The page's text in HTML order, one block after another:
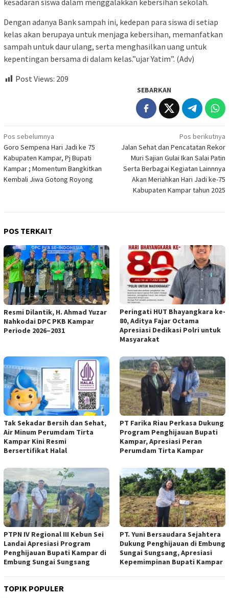
Dengan adanya Bank sampah ini, kedepan para siswa di setiap
kelas akan berupaya untuk menjaga kebersihan, memanfatkan
sampah untuk daur ulang, serta menghasilkan uang untuk
kepentingan bersama di dalam kelas.”ujar Yatim”. (Adv)
Post Views: 209
SEBARKAN
Navigasi
pos
Pos sebelumnya
Goro Sempena Hari Jadi ke 75
Kabupaten Kampar, Pj Bupati
Kampar ; Momentum Bangkitkan
Kembali Jiwa Gotong Royong
Pos berikutnya
Jalan Sehat dan Pencatatan Rekor
Muri Sajian Gulai Ikan Salai Patin
Serta Berbagai Kegiatan Lainnnya
Akan Meriahkan Hari Jadi ke-75
Kabupaten Kampar tahun 2025
POS TERKAIT
Resmi Dilantik, H. Ahmad Yuzar
Nahkodai DPC PKB Kampar
Periode 2026–2031
Peringati HUT Bhayangkara ke-
80, Aditya Fajar Octama
Apresiasi Dedikasi Polri untuk
Masyarakat
Tak Sekadar Bersih dan Sehat,
Air Minum Perumdam Tirta
Kampar Kini Resmi
Bersertifikat Halal
PT Farika Riau Perkasa Dukung
Program Penghijauan Bupati
Kampar, Apresiasi Peran
Perumdam Tirta Kampar
PTPN IV Regional III Kebun Sei
Landai Apresiasi Program
Penghijauan Bupati Kampar di
Embung Sungai Sungsang
PT. Yuni Bersaudara Sejahtera
Dukung Penghijauan di Embung
Sungai Sungsang, Apresiasi
Kepemimpinan Bupati Kampar ‎
TOPIK POPULER